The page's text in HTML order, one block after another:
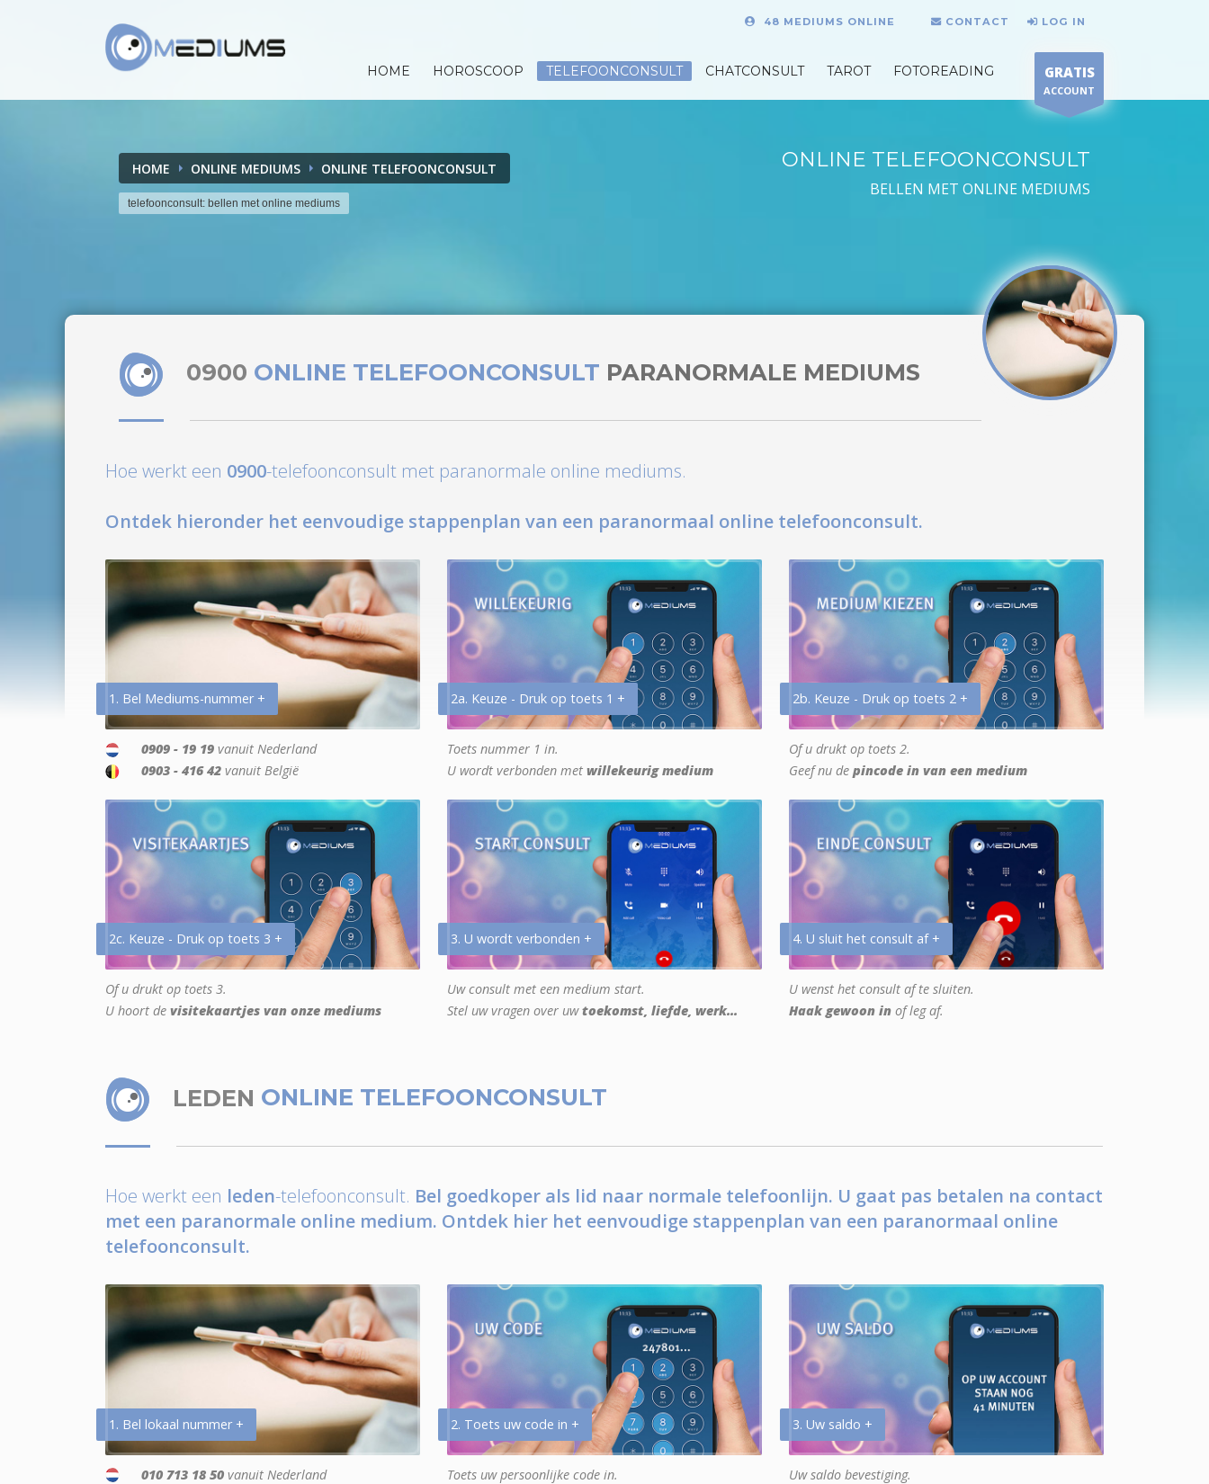
48 MEDIUMS ONLINE CONTACT LOG IN
HOME HOROSCOOP TELEFOONCONSULT CHATCONSULT TAROT FOTOREADING GRATIS
ACCOUNT
HOME ONLINE MEDIUMS ONLINE TELEFOONCONSULT
telefoonconsult: bellen met online mediums
ONLINE TELEFOONCONSULT
BELLEN MET ONLINE MEDIUMS
0900 ONLINE TELEFOONCONSULT PARANORMALE MEDIUMS
Hoe werkt een 0900-telefoonconsult met paranormale online mediums.
Ontdek hieronder het eenvoudige stappenplan van een paranormaal online telefoonconsult.
1. Bel Mediums-nummer +
0909 - 19 19 vanuit Nederland
0903 - 416 42 vanuit België
2a. Keuze - Druk op toets 1 +
Toets nummer 1 in.
U wordt verbonden met willekeurig medium
2b. Keuze - Druk op toets 2 +
Of u drukt op toets 2.
Geef nu de pincode in van een medium
2c. Keuze - Druk op toets 3 +
Of u drukt op toets 3.
U hoort de visitekaartjes van onze mediums
3. U wordt verbonden +
Uw consult met een medium start.
Stel uw vragen over uwtoekomst, liefde, werk...
4. U sluit het consult af +
U wenst het consult af te sluiten.
Haak gewoon in of leg af.
LEDEN ONLINE TELEFOONCONSULT
Hoe werkt een leden-telefoonconsult. Bel goedkoper als lid naar normale telefoonlijn. U gaat pas betalen na contact
met een paranormale online medium. Ontdek hier het eenvoudige stappenplan van een paranormaal online
telefoonconsult.
1. Bel lokaal nummer +
010 713 18 50 vanuit Nederland
2. Toets uw code in +
Toets uw persoonlijke code in.
3. Uw saldo +
Uw saldo bevestiging.